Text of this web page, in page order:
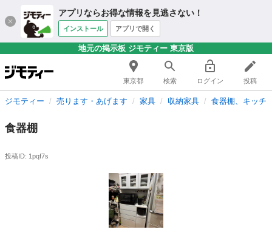
アプリならお得な情報を見逃さない！
インストール アプリで開く
地元の掲示板 ジモティー 東京版
東京都 検索 ログイン 投稿
ジモティー 売ります・あげます 家具 収納家具 食器棚、キッチ
食器棚
投稿ID: 1pqf7s